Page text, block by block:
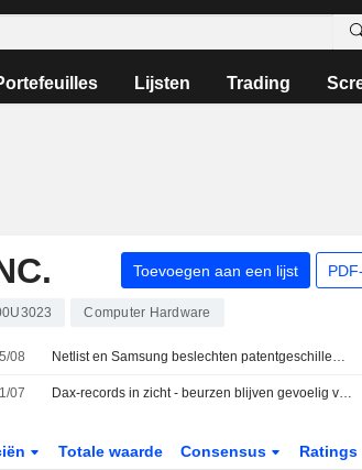
Lijsten Trading
Toevoegen aan een lijst
Computer Hardware
08 Netlist en Samsung beslechten patentgeschillen met nieuwe vijfjarige geheugendeal
07 Dax-records in zicht - beurzen blijven gevoelig voor schommelingen
Totale waarde Consensus Ratings